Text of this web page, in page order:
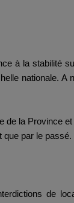
à la stabilité
nationale. A
de la Province
que par le passé.
de